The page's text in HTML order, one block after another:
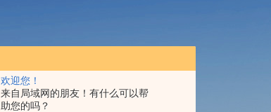
欢迎您！
来自局域网的朋友！有什么可以帮
助您的吗？